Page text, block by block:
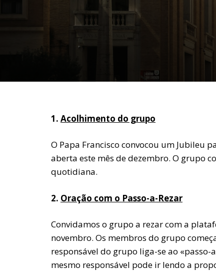
1. Acolhimento do grupo
O Papa Francisco convocou um Jubileu
aberta este mês de dezembro. O grupo
quotidiana.
2. Oração com o Passo-a-Rezar
Convidamos o grupo a rezar com a
novembro. Os membros do grupo
responsável do grupo liga-se ao
mesmo responsável pode ir lendo a